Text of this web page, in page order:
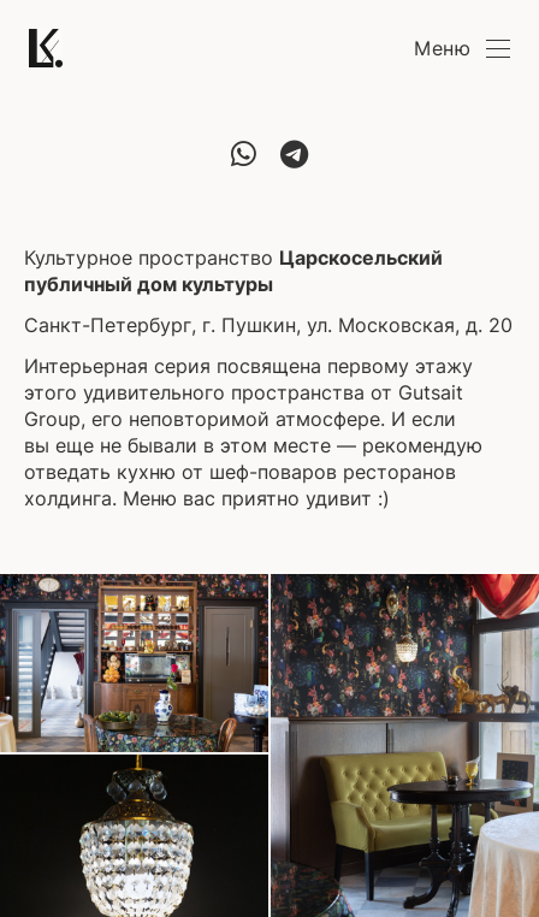
Меню
Культурное пространство Царскосельский
публичный дом культуры
Санкт-Петербург, г. Пушкин, ул. Московская, д. 20
Интерьерная серия посвящена первому этажу
этого удивительного пространства от Gutsait
Group, его неповторимой атмосфере. И если
вы еще не бывали в этом месте — рекомендую
отведать кухню от шеф-поваров ресторанов
холдинга. Меню вас приятно удивит :)